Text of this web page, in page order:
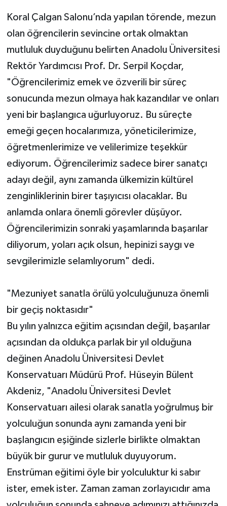
Koral Çalgan Salonu’nda yapılan törende, mezun
olan öğrencilerin sevincine ortak olmaktan
mutluluk duyduğunu belirten Anadolu Üniversitesi
Rektör Yardımcısı Prof. Dr. Serpil Koçdar,
"Öğrencilerimiz emek ve özverili bir süreç
sonucunda mezun olmaya hak kazandılar ve onları
yeni bir başlangıca uğurluyoruz. Bu süreçte
emeği geçen hocalarımıza, yöneticilerimize,
öğretmenlerimize ve velilerimize teşekkür
ediyorum. Öğrencilerimiz sadece birer sanatçı
adayı değil, aynı zamanda ülkemizin kültürel
zenginliklerinin birer taşıyıcısı olacaklar. Bu
anlamda onlara önemli görevler düşüyor.
Öğrencilerimizin sonraki yaşamlarında başarılar
diliyorum, yoları açık olsun, hepinizi saygı ve
sevgilerimizle selamlıyorum" dedi.
"Mezuniyet sanatla örülü yolculuğunuza önemli
bir geçiş noktasıdır"
Bu yılın yalnızca eğitim açısından değil, başarılar
açısından da oldukça parlak bir yıl olduğuna
değinen Anadolu Üniversitesi Devlet
Konservatuarı Müdürü Prof. Hüseyin Bülent
Akdeniz, "Anadolu Üniversitesi Devlet
Konservatuarı ailesi olarak sanatla yoğrulmuş bir
yolculuğun sonunda aynı zamanda yeni bir
başlangıcın eşiğinde sizlerle birlikte olmaktan
büyük bir gurur ve mutluluk duyuyorum.
Enstrüman eğitimi öyle bir yolculuktur ki sabır
ister, emek ister. Zaman zaman zorlayıcıdır ama